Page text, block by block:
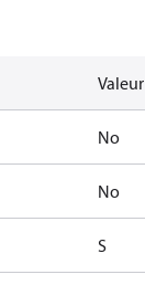
Valeur
No
No
S